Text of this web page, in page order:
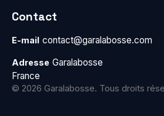
Contact
E-mail contact@garalabosse.com
Adresse Garalabosse
France
© 2026 Garalabosse. Tous droits